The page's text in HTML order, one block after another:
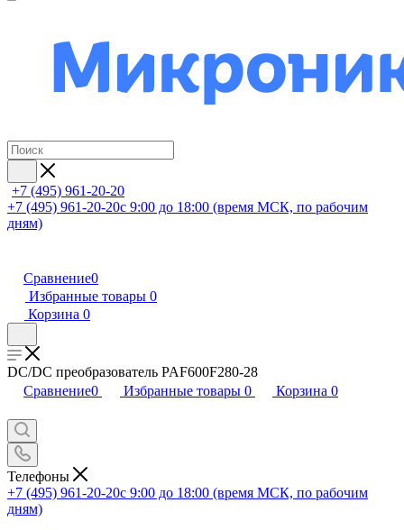
+7 (495) 961-20-20
+7 (495) 961-20-20с 9:00 до 18:00 (время МСК, по рабочим
дням)
Сравнение0
Избранные товары 0
Корзина 0
DC/DC преобразователь PAF600F280-28
Сравнение0 Избранные товары 0 Корзина 0
Телефоны
+7 (495) 961-20-20с 9:00 до 18:00 (время МСК, по рабочим
дням)